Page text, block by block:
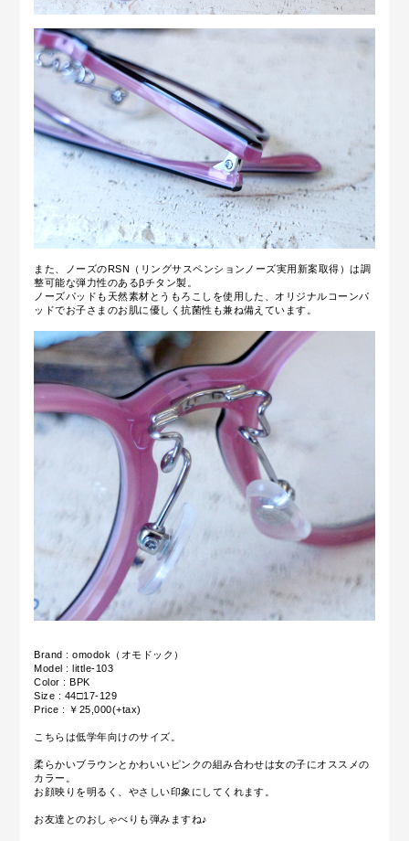
また、ノーズのRSN（リングサスペンションノーズ実用新案取得）は調
整可能な弾力性のあるβチタン製。
ノーズパッドも天然素材とうもろこしを使用した、オリジナルコーンパ
ッドでお子さまのお肌に優しく抗菌性も兼ね備えています。
Brand : omodok（オモドック）
Model : little-103
Color : BPK
Size : 44□17-129
Price : ￥25,000(+tax)
こちらは低学年向けのサイズ。
柔らかいブラウンとかわいいピンクの組み合わせは女の子にオススメの
カラー。
お顔映りを明るく、やさしい印象にしてくれます。
お友達とのおしゃべりも弾みますね♪